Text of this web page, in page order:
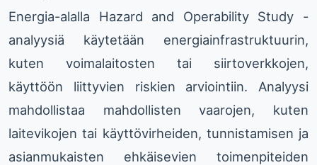
Energia-alalla Hazard and Operability Study -
analyysiä käytetään energiainfrastruktuurin,
kuten voimalaitosten tai siirtoverkkojen,
käyttöön liittyvien riskien arviointiin. Analyysi
mahdollistaa mahdollisten vaarojen, kuten
laitevikojen tai käyttövirheiden, tunnistamisen ja
asianmukaisten ehkäisevien toimenpiteiden